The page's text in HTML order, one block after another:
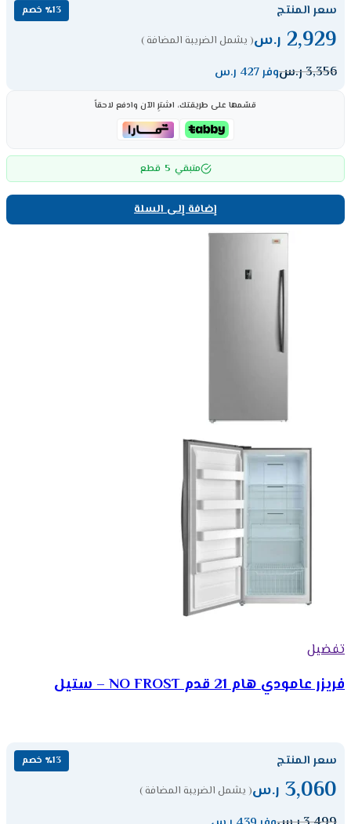
سعر المنتج ٪13 خصم
2,929 ر.س( يشمل الضريبة المضافة )
3,356ر.سوفر 427 ر.س
قسّمها على طريقتك، اشترِ الآن وادفع لاحقاً
متبقي 5 قطع
إضافة إلى السلة
تفضيل
فريزر عامودي هام 21 قدم NO FROST – ستيل
سعر المنتج ٪13 خصم
3,060 ر.س( يشمل الضريبة المضافة )